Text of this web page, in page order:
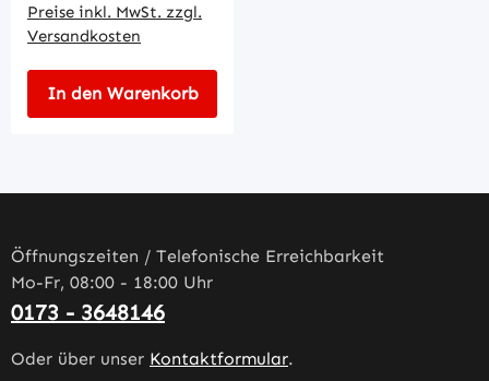
Preise inkl. MwSt. zzgl.
Versandkosten
In den Warenkorb
Öffnungszeiten / Telefonische Erreichbarkeit
Mo-Fr, 08:00 - 18:00 Uhr
0173 - 3648146
Oder über unser Kontaktformular.